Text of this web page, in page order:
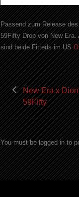
Passend zum Release
59Fifty Drop von New
sind beide Fitteds im US
New Era x
59Fifty
You must be logged in to